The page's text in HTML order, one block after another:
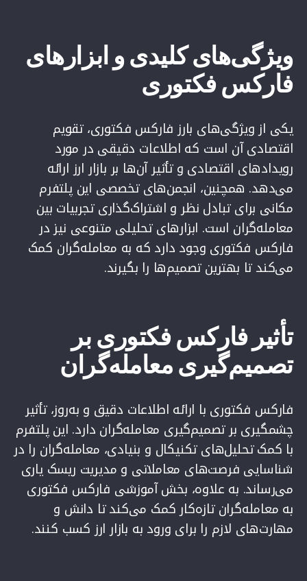
ویژگی‌های کلیدی و ابزارهای
فارکس فکتوری
یکی از ویژگی‌های بارز فارکس فکتوری، تقویم
اقتصادی آن است که اطلاعات دقیقی در مورد
رویدادهای اقتصادی و تأثیر آن‌ها بر بازار ارز ارائه
می‌دهد. همچنین، انجمن‌های تخصصی این پلتفرم
مکانی برای تبادل نظر و اشتراک‌گذاری تجربیات بین
معامله‌گران است. ابزارهای تحلیلی متنوعی نیز در
فارکس فکتوری وجود دارد که به معامله‌گران کمک
می‌کند تا بهترین تصمیم‌ها را بگیرند.
تأثیر فارکس فکتوری بر
تصمیم‌گیری معامله‌گران
فارکس فکتوری با ارائه اطلاعات دقیق و به‌روز، تأثیر
چشمگیری بر تصمیم‌گیری معامله‌گران دارد. این پلتفرم
با کمک تحلیل‌های تکنیکال و بنیادی، معامله‌گران را در
شناسایی فرصت‌های معاملاتی و مدیریت ریسک یاری
می‌رساند. به علاوه، بخش آموزشی فارکس فکتوری
به معامله‌گران تازه‌کار کمک می‌کند تا دانش و
مهارت‌های لازم را برای ورود به بازار ارز کسب کنند.